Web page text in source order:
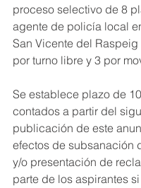
proceso selectivo de 8
agente de policía local
San Vicente del Raspeig
por turno libre y 3 por
Se establece plazo de
contados a partir del
publicación de este
efectos de subsanación
y/o presentación de
parte de los aspirantes